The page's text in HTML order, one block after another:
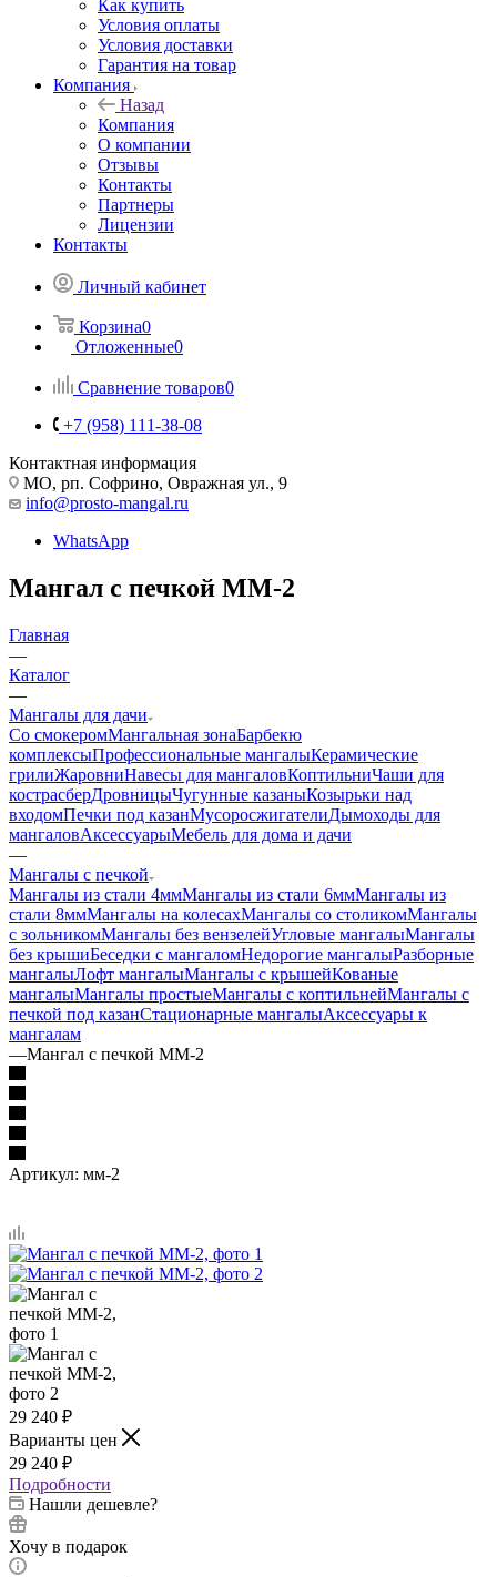
Как купить
Условия оплаты
Условия доставки
Гарантия на товар
Компания
Назад
Компания
О компании
Отзывы
Контакты
Партнеры
Лицензии
Контакты
Личный кабинет
Корзина0
Отложенные0
Сравнение товаров0
+7 (958) 111-38-08
Контактная информация
МО, рп. Софрино, Овражная ул., 9
info@prosto-mangal.ru
WhatsApp
Мангал с печкой ММ-2
Главная
—
Каталог
—
Мангалы для дачи
Со смокеромМангальная зонаБарбекю
комплексыПрофессиональные мангалыКерамические
грилиЖаровниНавесы для мангаловКоптильниЧаши для
кострасберДровницыЧугунные казаныКозырьки над
входомПечки под казанМусоросжигателиДымоходы для
мангаловАксессуарыМебель для дома и дачи
—
Мангалы с печкой
Мангалы из стали 4ммМангалы из стали 6ммМангалы из
стали 8ммМангалы на колесахМангалы со столикомМангалы
с зольникомМангалы без вензелейУгловые мангалыМангалы
без крышиБеседки с мангаломНедорогие мангалыРазборные
мангалыЛофт мангалыМангалы с крышейКованые
мангалыМангалы простыеМангалы с коптильнейМангалы с
печкой под казанСтационарные мангалыАксессуары к
мангалам
—Мангал с печкой ММ-2
Артикул: мм-2
29 240 ₽
Варианты цен
29 240 ₽
Подробности
Нашли дешевле?
Хочу в подарок